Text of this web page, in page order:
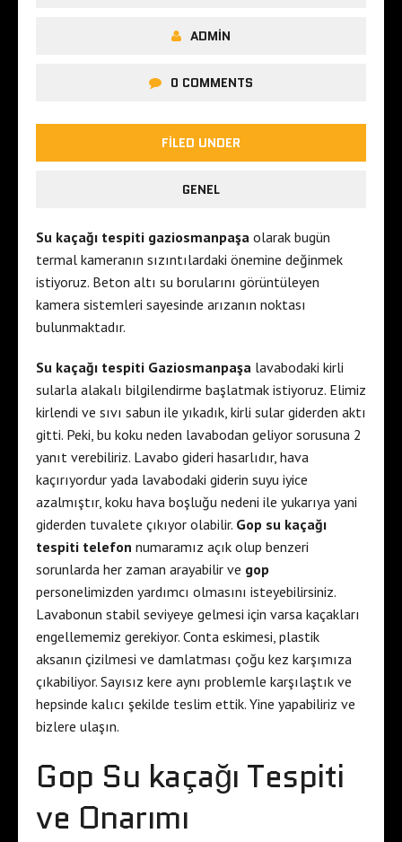
ADMIN
0 COMMENTS
FILED UNDER
GENEL
Su kaçağı tespiti gaziosmanpaşa olarak bugün
termal kameranın sızıntılardaki önemine değinmek
istiyoruz. Beton altı su borularını görüntüleyen
kamera sistemleri sayesinde arızanın noktası
bulunmaktadır.
Su kaçağı tespiti Gaziosmanpaşa lavabodaki kirli
sularla alakalı bilgilendirme başlatmak istiyoruz. Elimiz
kirlendi ve sıvı sabun ile yıkadık, kirli sular giderden aktı
gitti. Peki, bu koku neden lavabodan geliyor sorusuna 2
yanıt verebiliriz. Lavabo gideri hasarlıdır, hava
kaçırıyordur yada lavabodaki giderin suyu iyice
azalmıştır, koku hava boşluğu nedeni ile yukarıya yani
giderden tuvalete çıkıyor olabilir. Gop su kaçağı
tespiti telefon numaramız açık olup benzeri
sorunlarda her zaman arayabilir ve gop
personelimizden yardımcı olmasını isteyebilirsiniz.
Lavabonun stabil seviyeye gelmesi için varsa kaçakları
engellememiz gerekiyor. Conta eskimesi, plastik
aksanın çizilmesi ve damlatması çoğu kez karşımıza
çıkabiliyor. Sayısız kere aynı problemle karşılaştık ve
hepsinde kalıcı şekilde teslim ettik. Yine yapabiliriz ve
bizlere ulaşın.
Gop Su kaçağı Tespiti
ve Onarımı